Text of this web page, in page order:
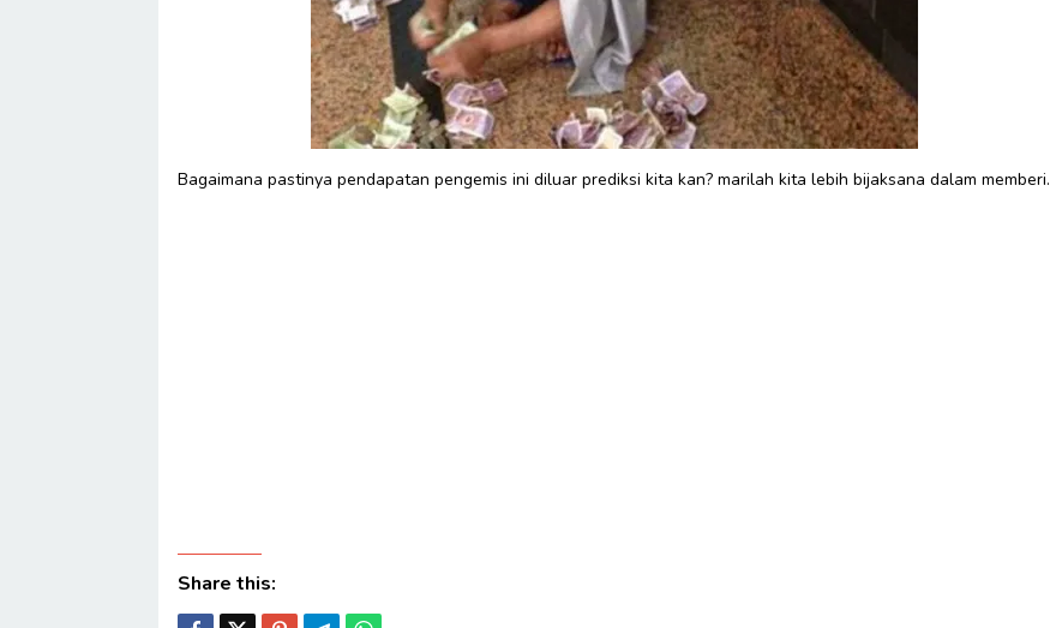
Bagaimana pastinya pendapatan pengemis ini diluar prediksi kita kan? marilah kita lebih bijaksana dalam memberi.
Share this: